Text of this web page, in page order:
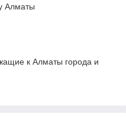
Алматы
к Алматы города и